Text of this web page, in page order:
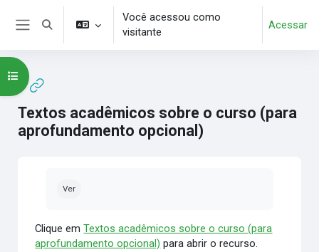
Ir para o conteúdo principal
Alternar entrada de pesquisa
Você acessou como
visitante
Acessar
Textos acadêmicos sobre o curso (para
aprofundamento opcional)
Abrir índice do curso
Ver
Clique emTextos acadêmicos sobre o curso (para
aprofundamento opcional) para abrir o recurso.